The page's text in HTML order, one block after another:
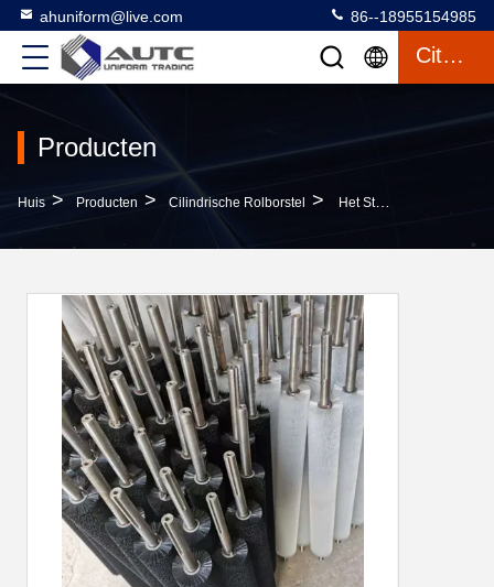
ahuniform@live.com 86--18955154985
Citaat
Producten
Huis > Producten > Cilindrische Rolborstel > Het Stof Verwijdert Oppoetsende Bestand Cilindrische Rolborstel Op Hoge Temperatuur